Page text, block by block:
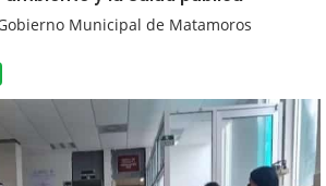
Municipal de Matamoros